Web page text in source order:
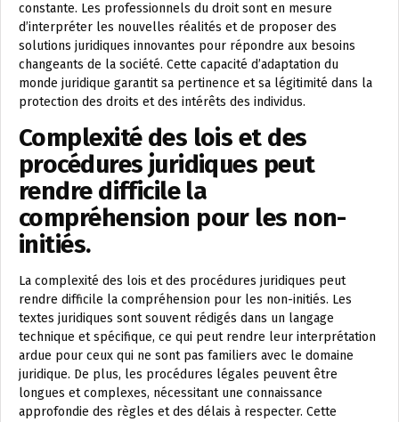
constante. Les professionnels du droit sont en mesure
d’interpréter les nouvelles réalités et de proposer des
solutions juridiques innovantes pour répondre aux besoins
changeants de la société. Cette capacité d’adaptation du
monde juridique garantit sa pertinence et sa légitimité dans la
protection des droits et des intérêts des individus.
Complexité des lois et des
procédures juridiques peut
rendre difficile la
compréhension pour les non-
initiés.
La complexité des lois et des procédures juridiques peut
rendre difficile la compréhension pour les non-initiés. Les
textes juridiques sont souvent rédigés dans un langage
technique et spécifique, ce qui peut rendre leur interprétation
ardue pour ceux qui ne sont pas familiers avec le domaine
juridique. De plus, les procédures légales peuvent être
longues et complexes, nécessitant une connaissance
approfondie des règles et des délais à respecter. Cette